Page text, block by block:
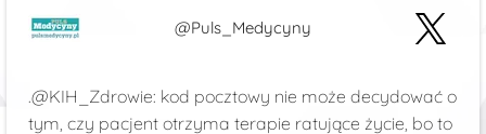
@Puls_Medycyny
.@KIH_Zdrowie: kod pocztowy nie może decydować o
tym, czy pacjent otrzyma terapie ratujące życie, bo to